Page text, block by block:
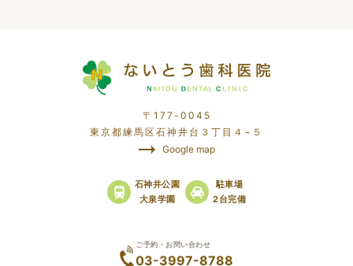
〒177-0045
東京都練馬区石神井台３丁目４−５
Google map
石神井公園
大泉学園
駐車場
2台完備
ご予約・お問い合わせ
03-3997-8788